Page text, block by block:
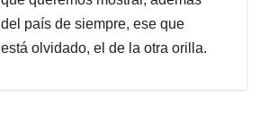
del país de siempre, ese que
está olvidado, el de la otra orilla.